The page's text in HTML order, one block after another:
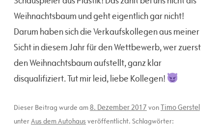
Weihnachtsbaum und geht eigentlich gar nicht!
Darum haben sich die Verkaufskollegen aus meiner
Sicht in diesem Jahr für den Wettbewerb, wer zuerst
den Weihnachtsbaum aufstellt, ganz klar
disqualifiziert. Tut mir leid, liebe Kollegen!
Dieser Beitrag wurde am8. Dezember 2017 vonTimo Gerstel
unterAus dem Autohaus veröffentlicht. Schlagwörter: